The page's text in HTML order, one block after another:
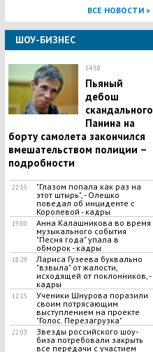
ВСЕ НОВОСТИ »
ШОУ-БИЗНЕС
14:58
Пьяный
дебош
скандального
Панина на
борту самолета закончился
вмешательством полиции –
подробности
22:55
​"Глазом попала как раз на
этот штырь", - Олешко
поведал об инциденте с
Королевой - кадры
19:00
Анна Калашникова во время
музыкального события
"Песня года" упала в
обморок - кадры
18:29
Лариса Гузеева буквально
"взвыла" от жалости,
исходящей от поклонников, -
кадры
12:15
Ученики Шнурова поразили
своим потрясающим
выступлением на проекте
"Голос. Перезагрузка"
22:03
Звезды российского шоу-
биза потребовали закрыть
все передачи с участием